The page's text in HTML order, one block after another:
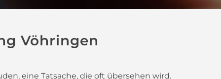
Vöhringen
eine Tatsache, die oft übersehen wird.